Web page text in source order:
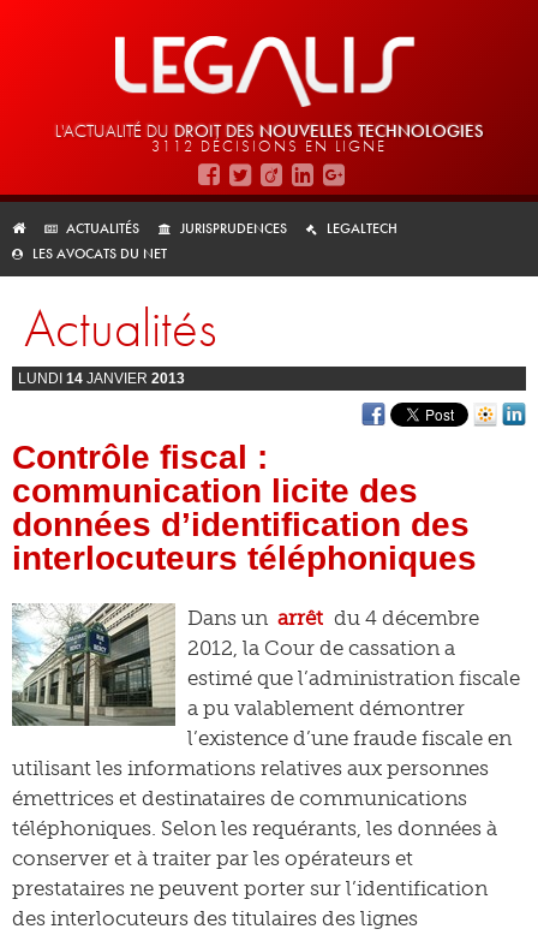
L'ACTUALITÉ DU DROIT DES NOUVELLES TECHNOLOGIES
3112 DÉCISIONS EN LIGNE
ACTUALITÉS JURISPRUDENCES
LEGALTECH
LES AVOCATS DU NET
Actualités
LUNDI 14 JANVIER 2013
Contrôle fiscal :
communication licite des
données d’identification des
interlocuteurs téléphoniques
Dans un arrêt du 4 décembre
2012, la Cour de cassation a
estimé que l’administration fiscale
a pu valablement démontrer
l’existence d’une fraude fiscale en
utilisant les informations relatives aux personnes
émettrices et destinataires de communications
téléphoniques. Selon les requérants, les données à
conserver et à traiter par les opérateurs et
prestataires ne peuvent porter sur l’identification
des interlocuteurs des titulaires des lignes